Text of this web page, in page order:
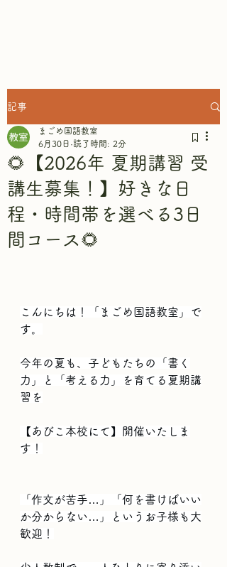
記事
🌻【2026年 夏期講習 受
講生募集！】好きな日
程・時間帯を選べる3日
間コース🌻
まごめ国語教室
6月30日 読了時間: 2分
こんにちは！「まごめ国語教室」で
す。
今年の夏も、子どもたちの「書く
力」と「考える力」を育てる夏期講
習を
【あびこ本校にて】開催いたしま
す！
「作文が苦手…」「何を書けばいい
か分からない…」というお子様も大
歓迎！